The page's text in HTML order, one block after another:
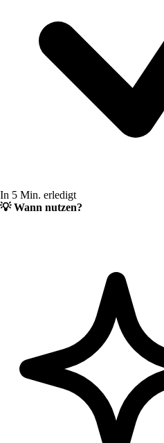
In 5 Min. erledigt
💡Wann nutzen?